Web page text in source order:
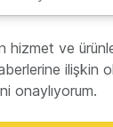
hizmet ve
ilişkin
onaylıyorum.